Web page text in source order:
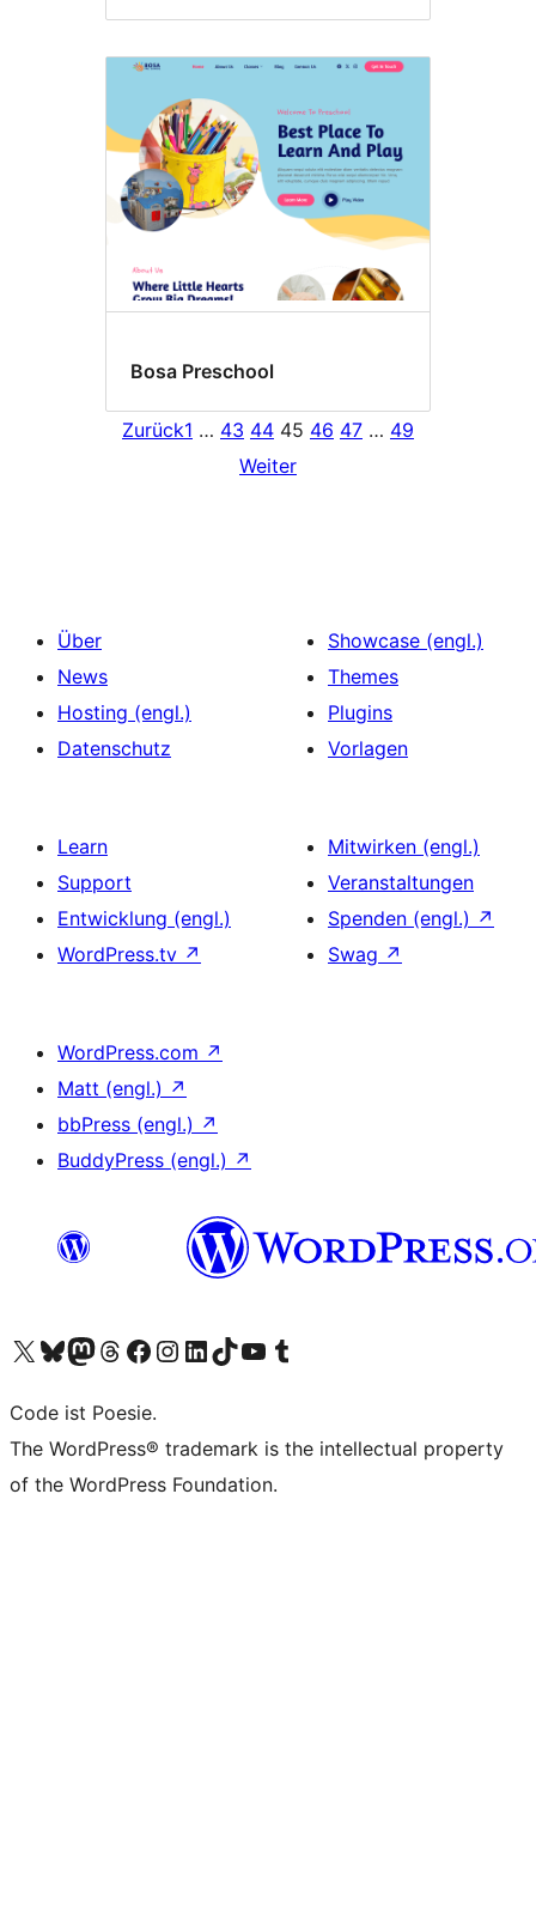
Bosa Preschool
Zurück1 … 43 44 45 46 47 … 49
Weiter
Über
News
Hosting (engl.)
Datenschutz
Showcase (engl.)
Themes
Plugins
Vorlagen
Learn
Support
Entwicklung (engl.)
WordPress.tv ↗
Mitwirken (engl.)
Veranstaltungen
Spenden (engl.) ↗
Swag ↗
WordPress.com ↗
Matt (engl.) ↗
bbPress (engl.) ↗
BuddyPress (engl.) ↗
Das X-Konto (früher Twitter) von WordPress.org besuchen
Das Bluesky-Konto von WordPress.org besuchen
Das Mastodon-Konto von WordPress.org besuchen
Das Threads-Konto von WordPress.org besuchen
Die Facebook-Seite von WordPress.org besuchen
Das Instagram-Konto von WordPress.org besuchen
Das LinkedIn-Konto von WordPress.org besuchen
Das TikTok-Konto von WordPress.org besuchen
Den YouTube-Kanal von WordPress.org besuchen
Das Tumblr-Konto von WordPress.org besuchen
Code ist Poesie.
The WordPress® trademark is the intellectual property
of the WordPress Foundation.